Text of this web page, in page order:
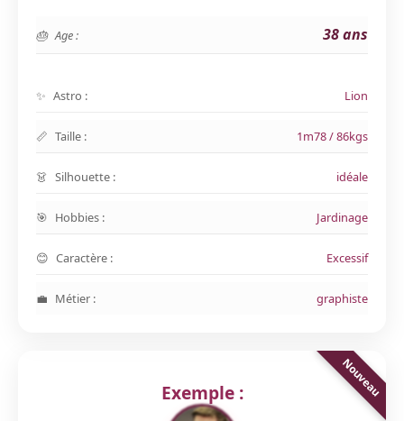
Age : 38 ans
Astro : Lion
Taille : 1m78 / 86kgs
Silhouette : idéale
Hobbies : Jardinage
Caractère : Excessif
Métier : graphiste
Exemple :